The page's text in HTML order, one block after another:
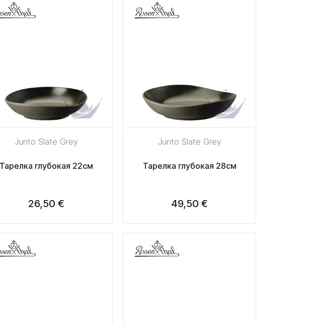
Junto Slate Grey
Тарелка глубокая 22см
26,50 €
Junto Slate Grey
Тарелка глубокая 28см
49,50 €